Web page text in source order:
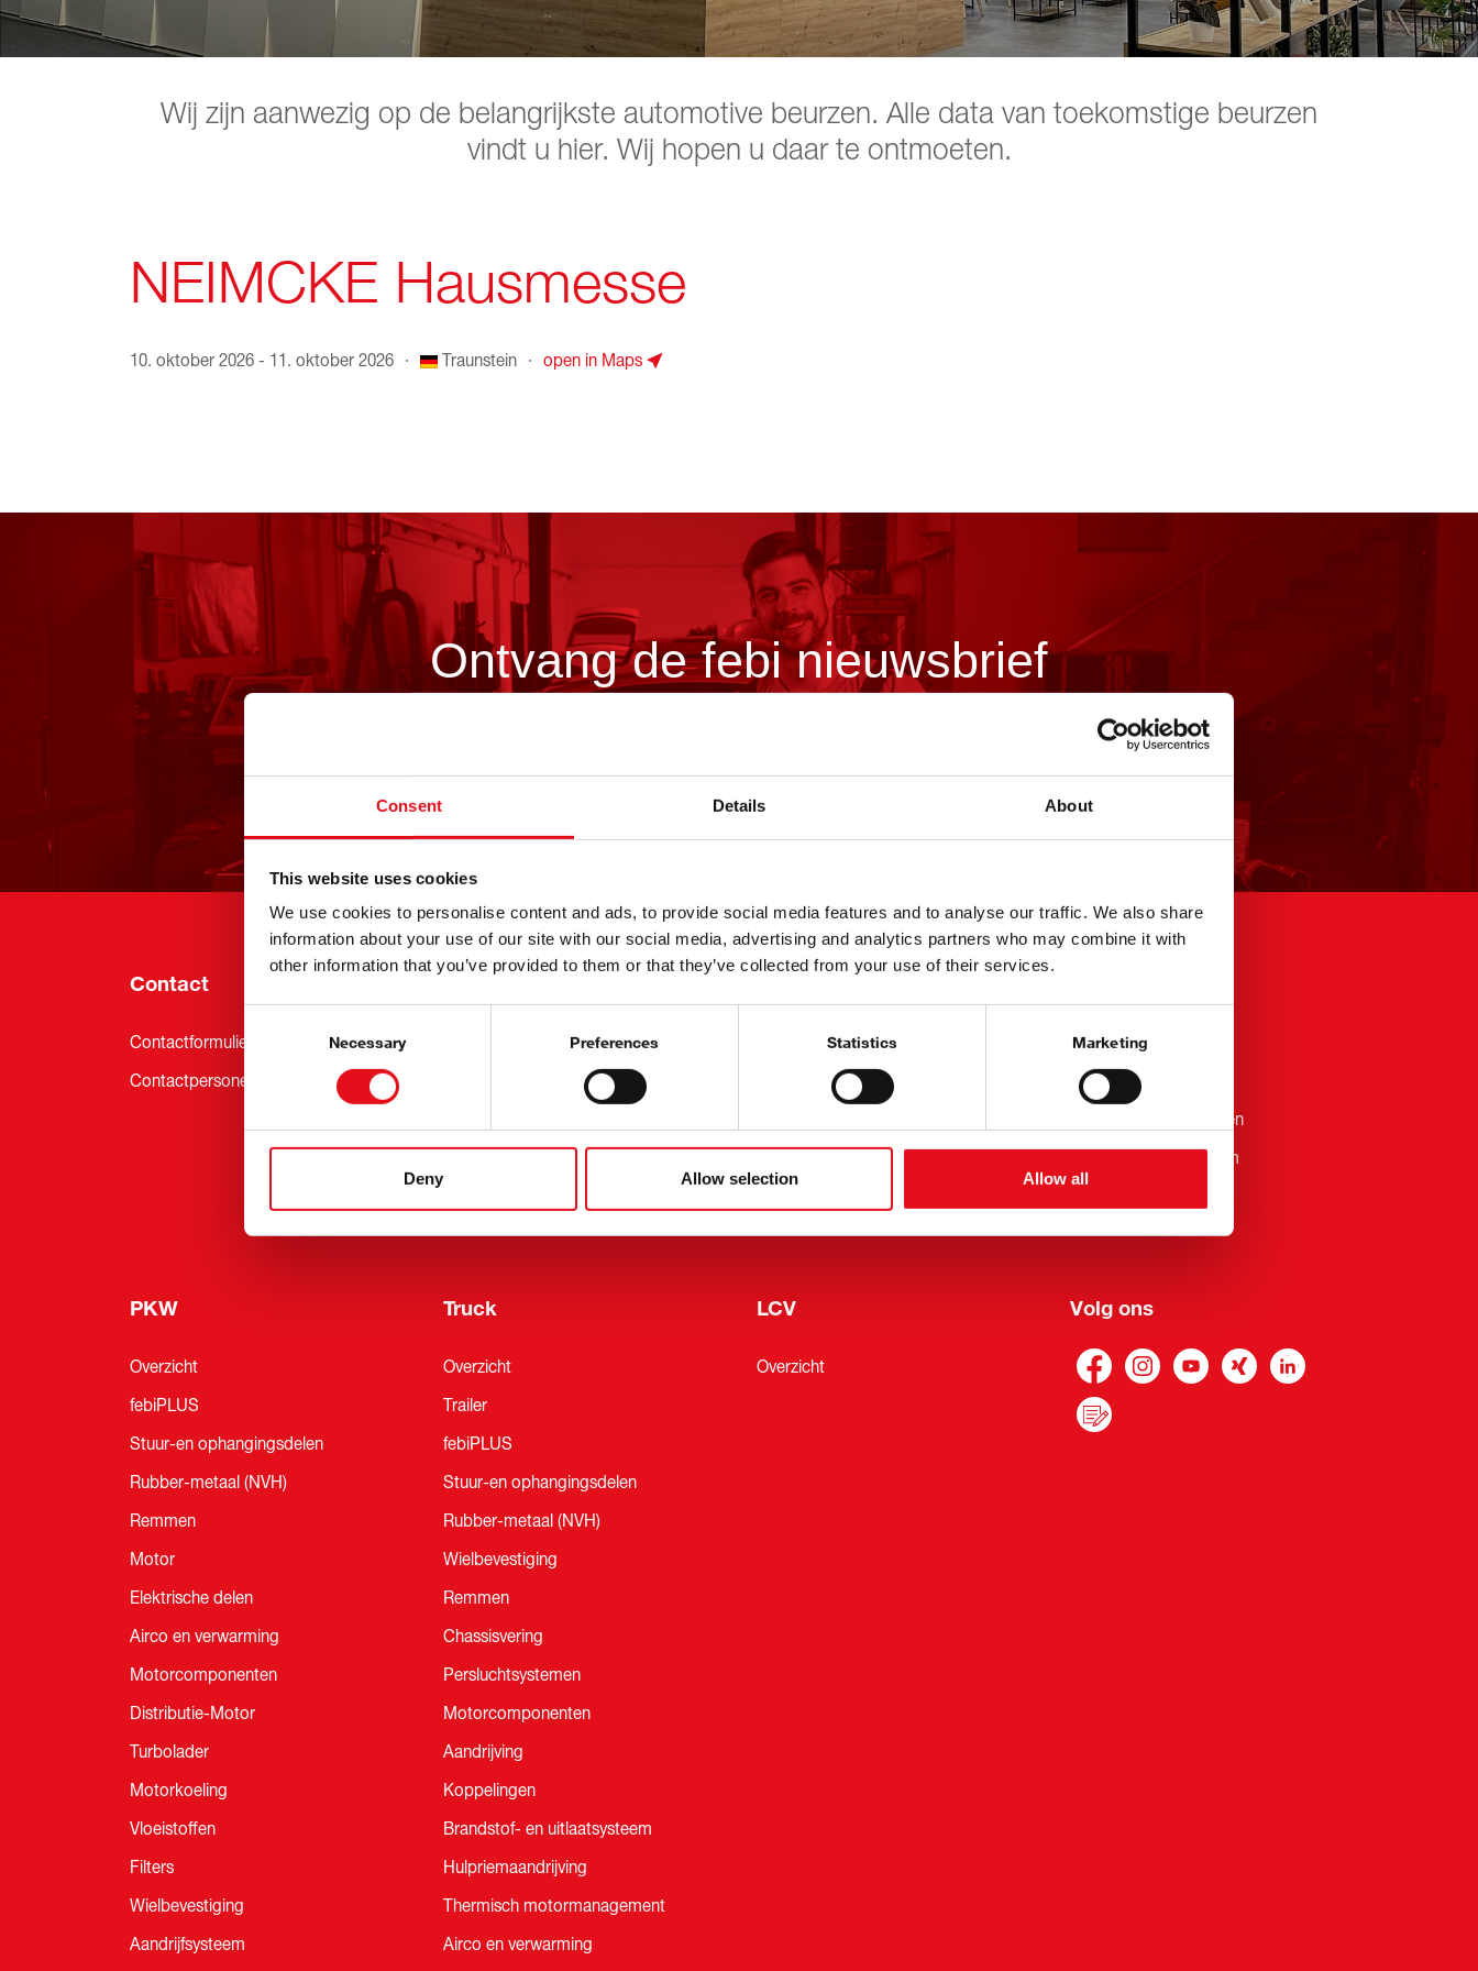
Consent Details About
This website uses cookies
We use cookies to personalise content and ads, to provide social media features and to analyse our traffic. We also share
information about your use of our site with our social media, advertising and analytics partners who may combine it with
other information that you’ve provided to them or that they’ve collected from your use of their services.
Selection
Necessary Preferences Statistics Marketing
Deny Allow selection Allow all
Wij zijn aanwezig op de belangrijkste automotive beurzen. Alle data van toekomstige beurzen
vindt u hier. Wij hopen u daar te ontmoeten.
NEIMCKE Hausmesse
10. oktober 2026 - 11. oktober 2026 · Traunstein · open in Maps
Ontvang de febi nieuwsbrief
Contact
Contactformulier
Contactpersonen Referenties
Imprint
Privacybeleid
Algemene voorwaarden
Whistleblower Platform
PKW
Overzicht
febiPLUS
Stuur-en ophangingsdelen
Rubber-metaal (NVH)
Remmen
Motor
Elektrische delen
Airco en verwarming
Motorcomponenten
Distributie-Motor
Turbolader
Motorkoeling
Vloeistoffen
Filters
Wielbevestiging
Aandrijfsysteem
Truck
Overzicht
Trailer
febiPLUS
Stuur-en ophangingsdelen
Rubber-metaal (NVH)
Wielbevestiging
Remmen
Chassisvering
Persluchtsystemen
Motorcomponenten
Aandrijving
Koppelingen
Brandstof- en uitlaatsysteem
Hulpriemaandrijving
Thermisch motormanagement
Airco en verwarming
LCV
Overzicht
Volg ons